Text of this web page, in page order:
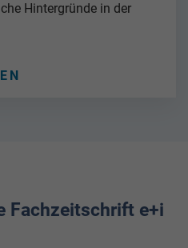
Hintergründe in der
Fachzeitschrift e+i